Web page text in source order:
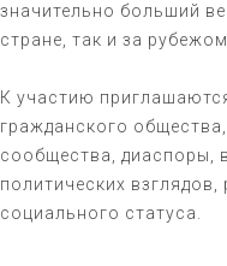
значительно больший
стране, так и за рубежом.
К участию
гражданского
сообщества, диаспоры,
политических взглядов,
социального статуса.